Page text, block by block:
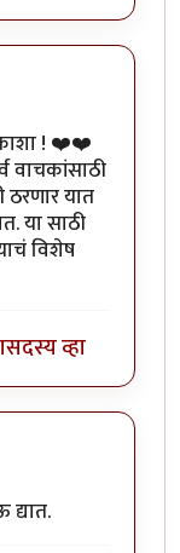
! ❤️❤️
वाचकांसाठी
यात
या साठी
विशेष
सदस्य व्हा